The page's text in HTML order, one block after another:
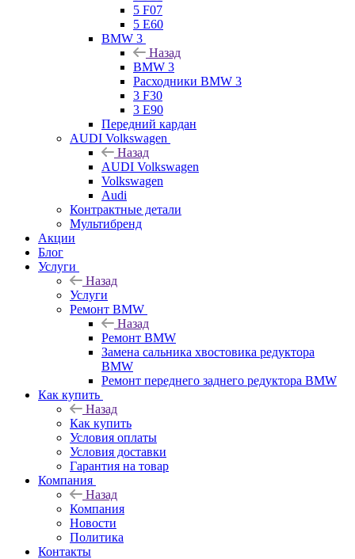
5 F07
5 E60
BMW 3
Назад
BMW 3
Расходники BMW 3
3 F30
3 E90
Передний кардан
AUDI Volkswagen
Назад
AUDI Volkswagen
Volkswagen
Audi
Контрактные детали
Мультибренд
Акции
Блог
Услуги
Назад
Услуги
Ремонт BMW
Назад
Ремонт BMW
Замена сальника хвостовика редуктора
BMW
Ремонт переднего заднего редуктора BMW
Как купить
Назад
Как купить
Условия оплаты
Условия доставки
Гарантия на товар
Компания
Назад
Компания
Новости
Политика
Контакты